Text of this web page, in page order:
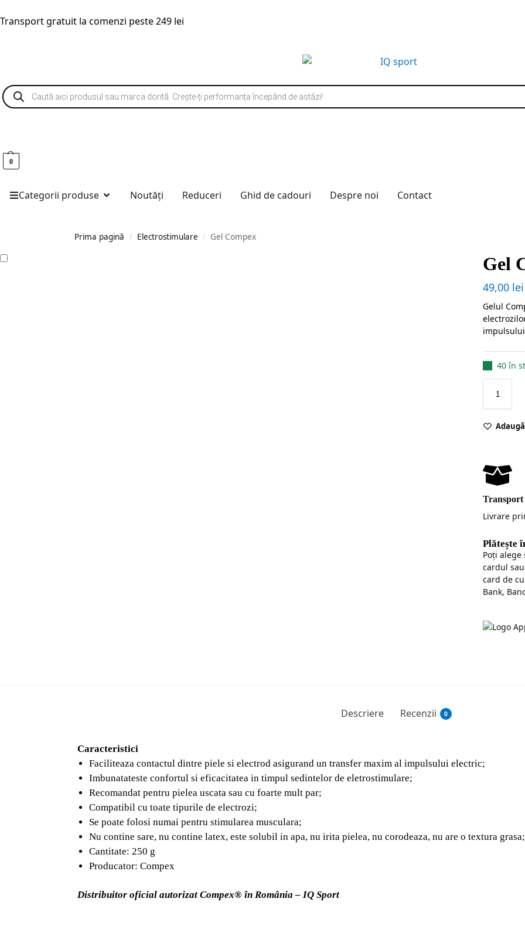
Transport gratuit la comenzi peste 249 lei
0
Categorii produse Noutăți Reduceri Ghid de cadouri Despre noi Contact
Prima pagină / Electrostimulare / Gel Compex
Gel
49,00 lei
Gelul
40 în
Transport
Livrare
Plătește
Poţi
cardul
card de
Bank,
Descriere Recenzii 0
Caracteristici
Faciliteaza contactul dintre piele si electrod asigurand un transfer maxim al impulsului electric;
Imbunatateste confortul si eficacitatea in timpul sedintelor de eletrostimulare;
Recomandat pentru pielea uscata sau cu foarte mult par;
Compatibil cu toate tipurile de electrozi;
Se poate folosi numai pentru stimularea musculara;
Nu contine sare, nu contine latex, este solubil in apa, nu irita pielea, nu corodeaza, nu are o textura grasa;
Cantitate: 250 g
Producator: Compex
Distribuitor oficial autorizat Compex® în România – IQ Sport